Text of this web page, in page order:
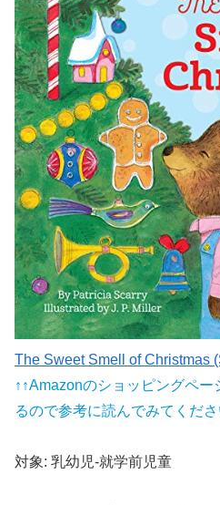
The Sweet Smell of Christmas
↑↑Amazonのショッピングペ
るので参考に読んでみてくださ
対象: 乳幼児-就学前児童